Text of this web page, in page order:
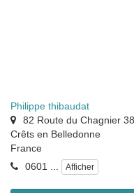
Philippe thibaudat
82 Route du Chagnier
Crêts en Belledonne
France
0601 ...
Afficher